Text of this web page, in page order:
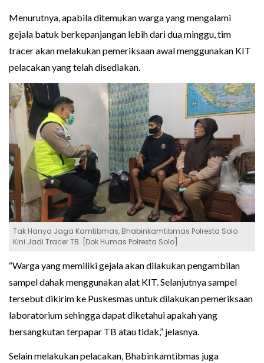
Menurutnya, apabila ditemukan warga yang mengalami
gejala batuk berkepanjangan lebih dari dua minggu, tim
tracer akan melakukan pemeriksaan awal menggunakan KIT
pelacakan yang telah disediakan.
Tak Hanya Jaga Kamtibmas, Bhabinkamtibmas Polresta Solo
Kini Jadi Tracer TB. [Dok Humas Polresta Solo]
“Warga yang memiliki gejala akan dilakukan pengambilan
sampel dahak menggunakan alat KIT. Selanjutnya sampel
tersebut dikirim ke Puskesmas untuk dilakukan pemeriksaan
laboratorium sehingga dapat diketahui apakah yang
bersangkutan terpapar TB atau tidak,” jelasnya.
Selain melakukan pelacakan, Bhabinkamtibmas juga